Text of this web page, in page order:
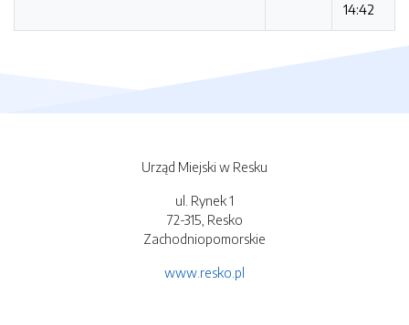
14:42
Urząd Miejski w Resku
ul. Rynek 1
72-315, Resko
Zachodniopomorskie
www.resko.pl